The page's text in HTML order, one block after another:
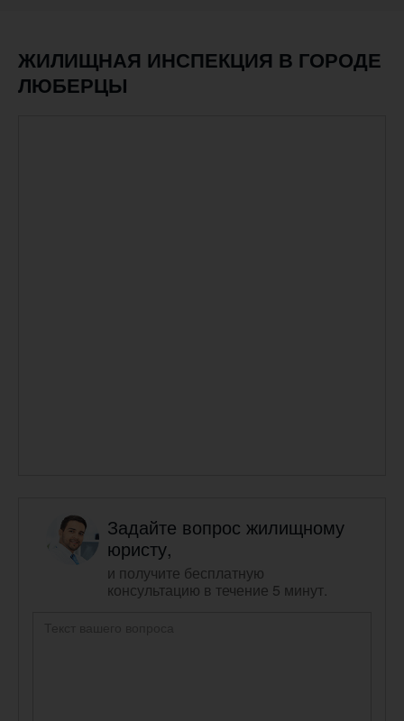
ЖИЛИЩНАЯ ИНСПЕКЦИЯ В ГОРОДЕ
ЛЮБЕРЦЫ
Задайте вопрос жилищному
юристу,
и получите бесплатную
консультацию в течение 5 минут.